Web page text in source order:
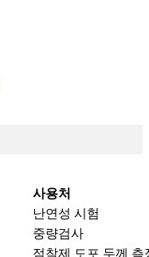
사용처
난연성 시험
중량검사
점착제 도포 두께 측